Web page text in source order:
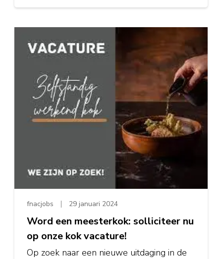
fnacjobs 29 januari 2024
Word een meesterkok: solliciteer nu
op onze kok vacature!
Op zoek naar een nieuwe uitdaging in de